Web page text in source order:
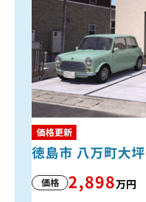
価格更新
徳島市 八万町大
価格 2,898万円